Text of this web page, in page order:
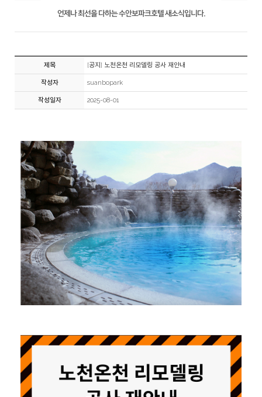
언제나 최선을 다하는 수안보파크호텔 새소식입니다.
제목 [공지] 노천온천 리모델링 공사 재안내
작성자 suanbopark
작성일자 2025-08-01